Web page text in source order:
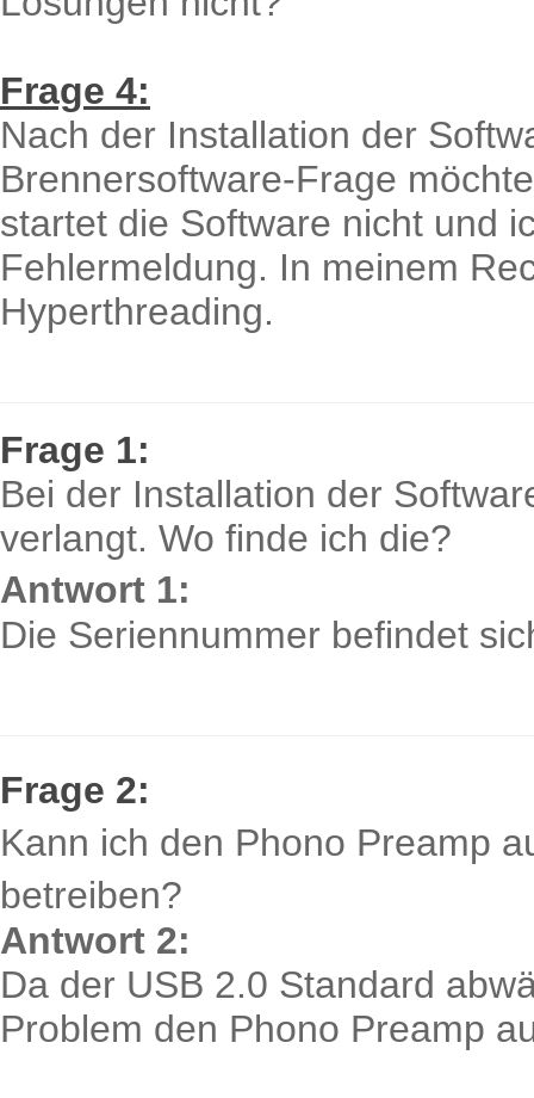
Frage 4:
Nach der Installation der
Brennersoftware-Frage
startet die Software nicht und
Fehlermeldung. In meinem
Hyperthreading.
Frage 1:
Bei der Installation der
verlangt. Wo finde ich die?
Antwort 1:
Die Seriennummer befindet
Frage 2:
Kann ich den Phono Preamp
betreiben?
Antwort 2:
Da der USB 2.0 Standard
Problem den Phono Preamp